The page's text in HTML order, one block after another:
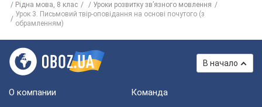
Рiдна мова, 8 клас
Уроки розвитку зв’язного мовлення
Урок 3. Письмовий твір-оповідання на основі почутого (з
обрамленням)
В начало
О компании Команда